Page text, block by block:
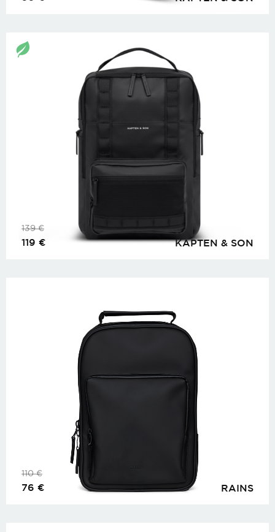
KAPTEN & SON
139€
119 €
RAINS
110€
76 €